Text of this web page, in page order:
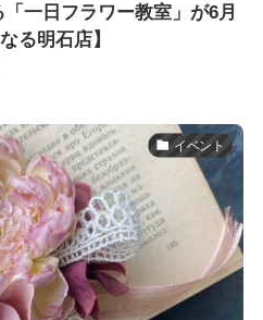
一日フラワー教室」が6月
る明石店】
イベント